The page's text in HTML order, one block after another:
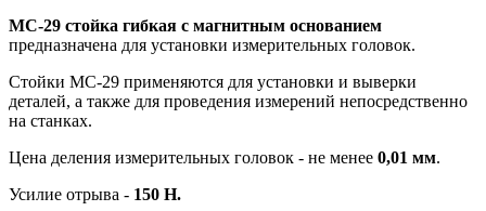
МС-29 стойка гибкая с магнитным основанием
предназначена для установки измерительных головок.
Стойки МС-29 применяются для установки и выверки
деталей, а также для проведения измерений непосредственно
на станках.
Цена деления измерительных головок - не менее 0,01 мм.
Усилие отрыва - 150 Н.